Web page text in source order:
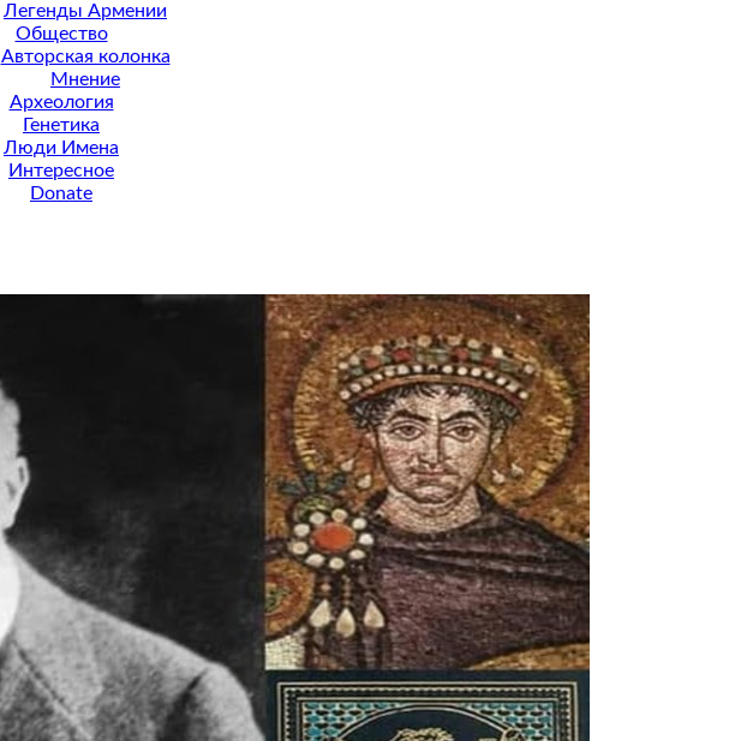
Легенды Армении
Общество
Авторская колонка
Мнение
Археология
Генетика
Люди Имена
Интересное
Donate